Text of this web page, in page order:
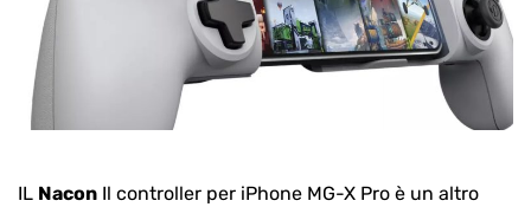
IL Nacon Il controller per iPhone MG-X Pro è un altro